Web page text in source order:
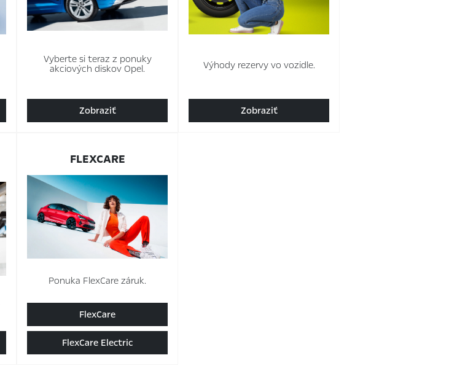
Vyberte si teraz z ponuky
akciových diskov Opel.
Zobraziť
Výhody rezervy vo vozidle.
Zobraziť
FLEXCARE
Ponuka FlexCare záruk.
FlexCare
FlexCare Electric